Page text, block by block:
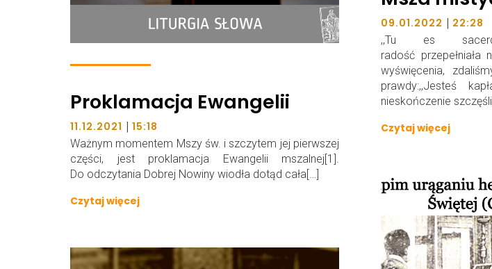
09.01.2022 | 22:28
,,Tu es
radość
wyświęcenia,
prawdy:,,Jesteś
nieskończenie
Czytaj więcej
Proklamacja Ewangelii
11.12.2021 | 15:18
Ważnym momentem Mszy św. i szczytem jej pierwszej
części, jest proklamacja Ewangelii mszalnej[1].
Do odczytania Dobrej Nowiny wiodła dotąd cała[…]
Czytaj więcej